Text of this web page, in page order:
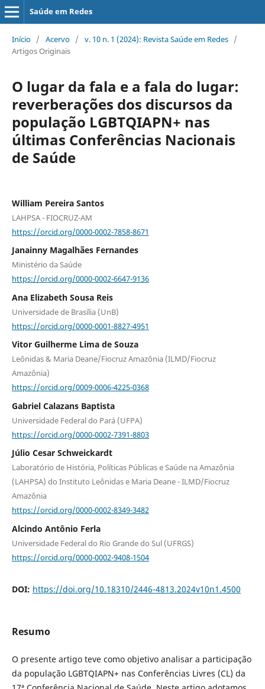
Saúde em Redes
Início / Acervo / v. 10 n. 1 (2024): Revista Saúde em Redes /
Artigos Originais
O lugar da fala e a fala do lugar:
reverberações dos discursos da
população LGBTQIAPN+ nas
últimas Conferências Nacionais
de Saúde
William Pereira Santos
LAHPSA - FIOCRUZ-AM
https://orcid.org/0000-0002-7858-8671
Janainny Magalhães Fernandes
Ministério da Saúde
https://orcid.org/0000-0002-6647-9136
Ana Elizabeth Sousa Reis
Universidade de Brasília (UnB)
https://orcid.org/0000-0001-8827-4951
Vitor Guilherme Lima de Souza
Leônidas & Maria Deane/Fiocruz Amazônia (ILMD/Fiocruz
Amazônia)
https://orcid.org/0009-0006-4225-0368
Gabriel Calazans Baptista
Universidade Federal do Pará (UFPA)
https://orcid.org/0000-0002-7391-8803
Júlio Cesar Schweickardt
Laboratório de História, Políticas Públicas e Saúde na Amazônia
(LAHPSA) do Instituto Leônidas e Maria Deane - ILMD/Fiocruz
Amazônia
https://orcid.org/0000-0002-8349-3482
Alcindo Antônio Ferla
Universidade Federal do Rio Grande do Sul (UFRGS)
https://orcid.org/0000-0002-9408-1504
DOI: https://doi.org/10.18310/2446-4813.2024v10n1.4500
Resumo
O presente artigo teve como objetivo analisar a participação
da população LGBTQIAPN+ nas Conferências Livres (CL) da